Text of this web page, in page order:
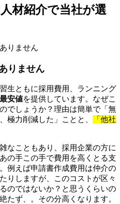
材紹介で当社が選
りません
生ともに採用費用、ランニング
最安値を提供しています。なぜこ
でしょうか？理由は簡単で「無
極力削減した」ことと、
「他社
なこともあり、採用企業の方に
の手この手で費用を高くとる支
例えば申請書作成費用は仲介の
りしますが、このコストが区々
のではないか？と思うくらいの
たず、。その分高くなります。